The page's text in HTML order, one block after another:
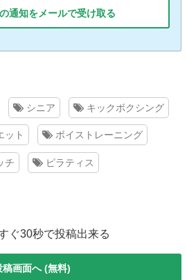
通知をメールで受け取る
シニア キックボクシング
ット ボイストレーニング
チ ピラティス
ぐ30秒で投稿出来る
稿画面へ (無料)